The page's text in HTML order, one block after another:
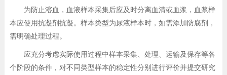
为防止溶血，血液样本采集后应及时分离血清或血浆，血浆样
本应使用抗凝剂抗凝。样本类型为尿液样本时，如需添加防腐剂，
需明确处理过程。
应充分考虑实际使用过程中样本采集、处理、运输及保存等各
个阶段的条件，对不同类型样本的稳定性分别进行评价并提交研究